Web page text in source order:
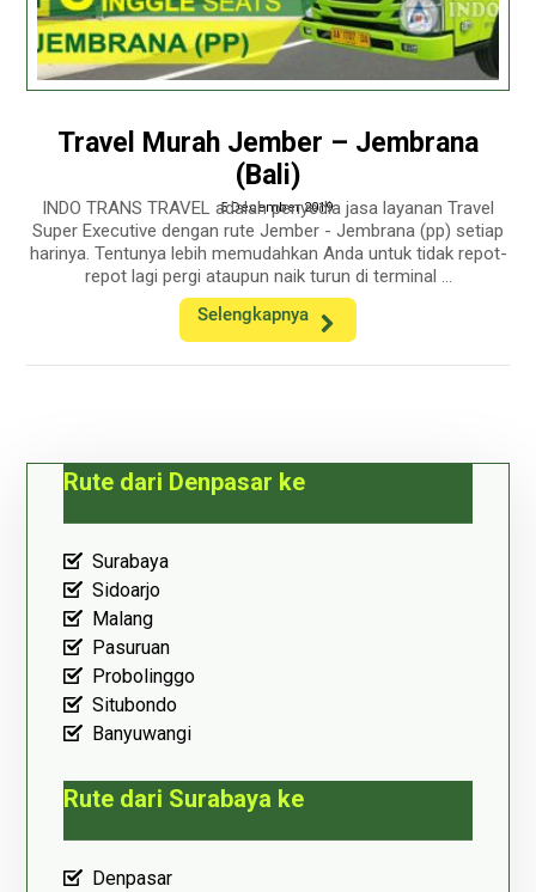
Travel Murah Jember – Jembrana
(Bali)
5 December 2019
INDO TRANS TRAVEL adalah penyedia jasa layanan Travel
Super Executive dengan rute Jember - Jembrana (pp) setiap
harinya. Tentunya lebih memudahkan Anda untuk tidak repot-
repot lagi pergi ataupun naik turun di terminal ...
Selengkapnya
Rute dari Denpasar ke
Surabaya
Sidoarjo
Malang
Pasuruan
Probolinggo
Situbondo
Banyuwangi
Rute dari Surabaya ke
Denpasar